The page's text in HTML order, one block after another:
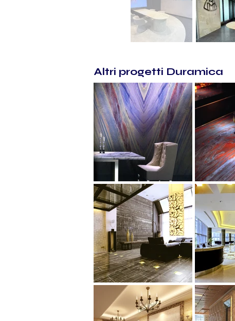
Altri progetti Duramica